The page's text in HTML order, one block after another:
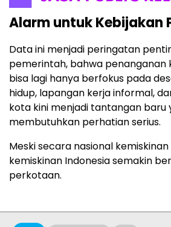
Alarm untuk Kebijakan
Data ini menjadi peringatan
pemerintah, bahwa penanganan
bisa lagi hanya berfokus pada
hidup, lapangan kerja informal,
kota kini menjadi tantangan baru
membutuhkan perhatian serius.
Meski secara nasional
kemiskinan Indonesia semakin
perkotaan.